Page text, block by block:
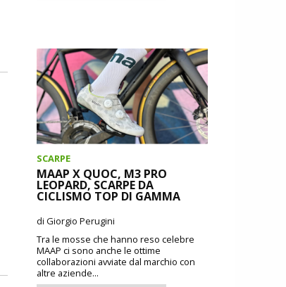
SCARPE
MAAP X QUOC, M3 PRO
LEOPARD, SCARPE DA
CICLISMO TOP DI GAMMA
di Giorgio Perugini
Tra le mosse che hanno reso celebre
MAAP ci sono anche le ottime
collaborazioni avviate dal marchio con
altre aziende...